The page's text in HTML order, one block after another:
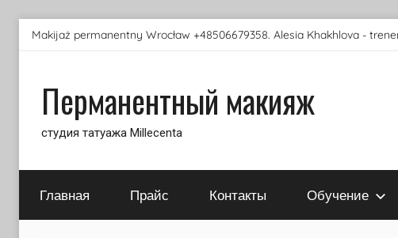
Перейти
Makijaż permanentny Wrocław +48506679358. Alesia Khakhlova -
Перманентный макияж
студия татуажа Millecenta
Главная Прайс Контакты Обучение